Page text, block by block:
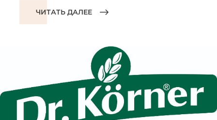
ЧИТАТЬ ДАЛЕЕ